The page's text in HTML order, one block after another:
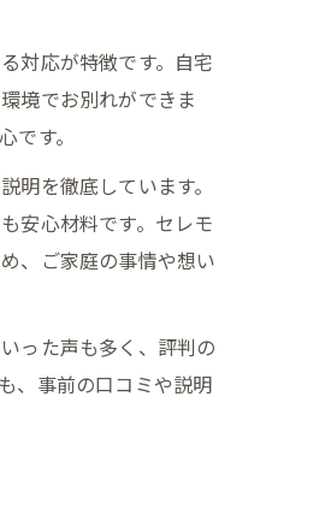
対応が特徴です。自宅
境でお別れができま
す。
明を徹底しています。
安心材料です。セレモ
、ご家庭の事情や想い
った声も多く、評判の
、事前の口コミや説明